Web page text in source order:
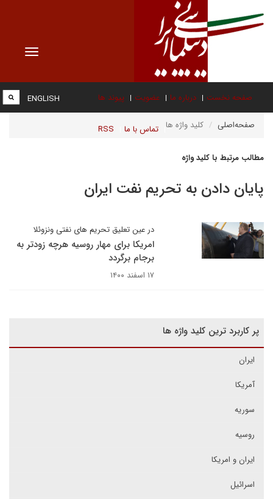
Toggle
صفحه نخست درباره ما عضویت پیوند ها
تماس با ما RSS
ENGLISH
صفحه‌اصلی کلید واژه ها
مطالب مرتبط با کلید واژه
پایان دادن به تحریم نفت ایران
در عین تعلیق تحریم های نفتی ونزوئلا
امریکا برای مهار روسیه هرچه زودتر به
برجام برگردد
۱۷ اسفند ۱۴۰۰
پر کاربرد ترین کلید واژه ها
ایران
آمریکا
سوریه
روسیه
ایران و امریکا
اسرائیل